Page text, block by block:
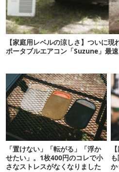
【家庭用レベルの涼しさ】ついに
ポータブルエアコン「Suzune」最
「置けない」「転がる」「浮か
せたい」。1枚400円のコレで小
さなストレスがなくなりました
か